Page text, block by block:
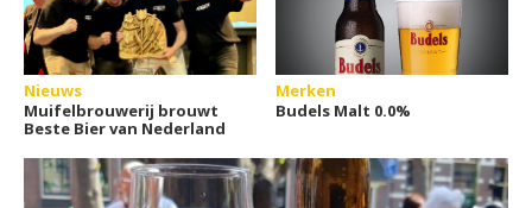
Nieuws
Muifelbrouwerij brouwt
Beste Bier van Nederland
Merken
Budels Malt 0.0%